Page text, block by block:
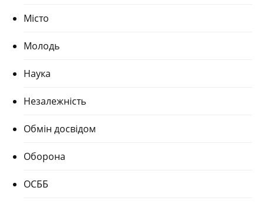
Місто
Молодь
Наука
Незалежність
Обмін досвідом
Оборона
ОСББ